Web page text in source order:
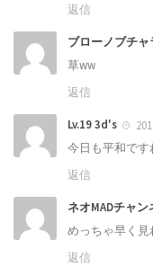
返信
ブローノブチ
草ww
返信
Lv.19 3d's
今日も平和です
返信
ネオMADチャン
めっちゃ早く見
返信